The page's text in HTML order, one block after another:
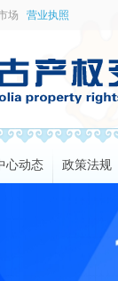
场 营业执照
心动态 政策法规